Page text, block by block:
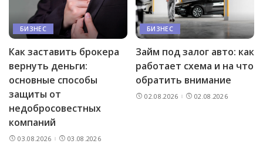
БИЗНЕС
Как заставить брокера
вернуть деньги:
основные способы
защиты от
недобросовестных
компаний
03.08.2026 03.08.2026
БИЗНЕС
Займ под залог авто: как
работает схема и на что
обратить внимание
02.08.2026 02.08.2026